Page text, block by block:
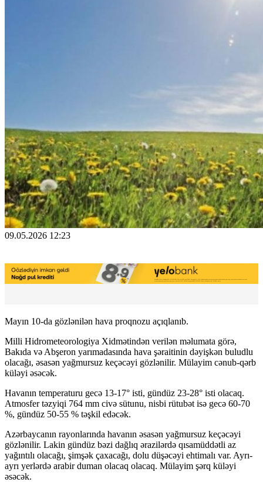
09.05.2026 12:23
Mayın 10-da gözlənilən hava proqnozu açıqlanıb.
Milli Hidrometeorologiya Xidmətindən verilən məlumata görə,
Bakıda və Abşeron yarımadasında hava şəraitinin dəyişkən buludlu
olacağı, əsasən yağmursuz keçəcəyi gözlənilir. Mülayim cənub-qərb
küləyi əsəcək.
Havanın temperaturu gecə 13-17° isti, gündüz 23-28° isti olacaq.
Atmosfer təzyiqi 764 mm civə sütunu, nisbi rütubət isə gecə 60-70
%, gündüz 50-55 % təşkil edəcək.
Azərbaycanın rayonlarında havanın əsasən yağmursuz keçəcəyi
gözlənilir. Lakin gündüz bəzi dağlıq ərazilərdə qısamüddətli az
yağıntılı olacağı, şimşək çaxacağı, dolu düşəcəyi ehtimalı var. Ayrı-
ayrı yerlərdə arabir duman olacaq olacaq. Mülayim şərq küləyi
əsəcək.